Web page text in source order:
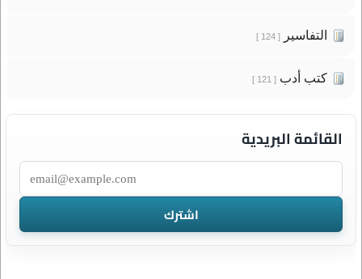
التفاسير[ 124 ]
كتب أدب[ 121 ]
القائمة البريدية